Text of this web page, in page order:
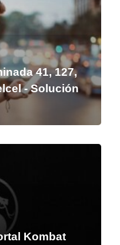
41, 127,
- Solución
Kombat